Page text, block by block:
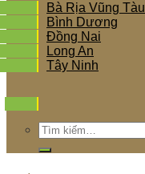
Bà Rịa Vũng Tàu
Bình Dương
Đồng Nai
Long An
Tây Ninh
Tìm
kiếm: